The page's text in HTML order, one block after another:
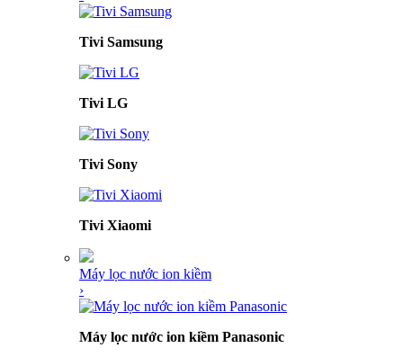
Tivi Samsung
Tivi LG
Tivi Sony
Tivi Xiaomi
Máy lọc nước ion kiềm
›
Máy lọc nước ion kiềm Panasonic